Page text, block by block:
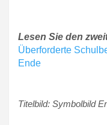
Lesen Sie den
Überforderte
Ende
Titelbild: Symbolbild